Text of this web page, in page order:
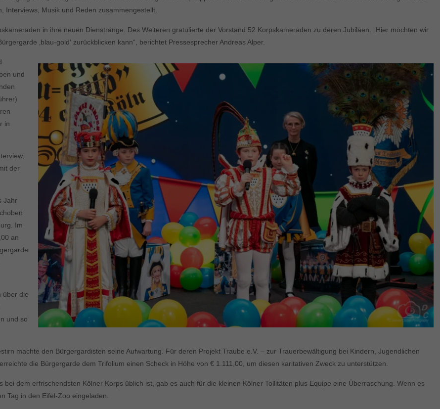
Interviews, Musik und Reden zusammengestellt.
in ihre neuen Dienstränge. Des Weiteren gratulierte der Vorstand 52 Korpskameraden zu deren Jubiläen. „Hier möchten wir
‚blau-gold‘ zurückblicken kann“, berichtet Pressesprecher Andreas Alper.
und
in
der
Jahr
Im
an
über die
und so
machte den Bürgergardisten seine Aufwartung. Für deren Projekt Traube e.V. – zur Trauerbewältigung bei Kindern, Jugendlichen
die Bürgergarde dem Trifolium einen Scheck in Höhe von € 1.111,00, um diesen karitativen Zweck zu unterstützen.
dem erfrischendsten Kölner Korps üblich ist, gab es auch für die kleinen Kölner Tollitäten plus Equipe eine Überraschung. Wenn es
Tag in den Eifel-Zoo eingeladen.